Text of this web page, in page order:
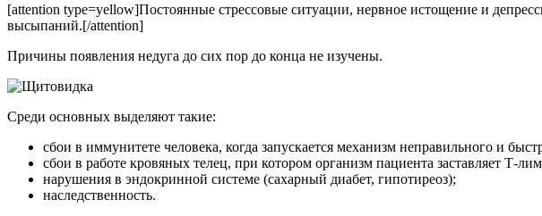
[attention type=yellow]Постоянные стрессовые ситуации, нервное истощение и
высыпаний.[/attention]
Причины появления недуга до сих пор до конца не изучены.
Среди основных выделяют такие:
сбои в иммунитете человека, когда запускается механизм неправильного и
сбои в работе кровяных телец, при котором организм пациента заставляет Т-
нарушения в эндокринной системе (сахарный диабет, гипотиреоз);
наследственность.